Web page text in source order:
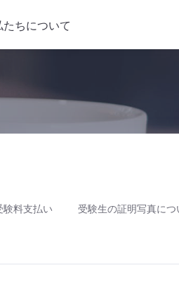
たちについて
料支払い 受験生の証明写真につ